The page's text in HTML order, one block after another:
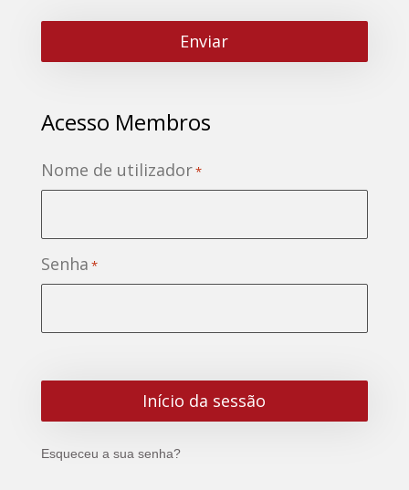
Acesso Membros
Nome de utilizador*
Senha *
Esqueceu a sua senha?